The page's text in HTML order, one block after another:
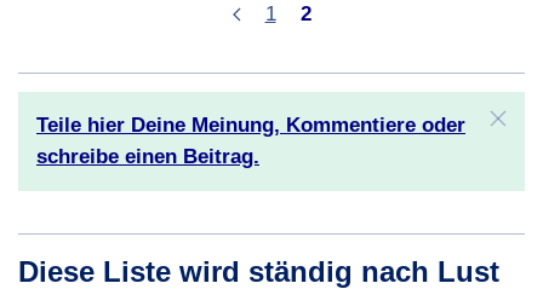
1 2
Teile hier Deine Meinung, Kommentiere oder
schreibe einen Beitrag.
Diese Liste wird ständig nach Lust